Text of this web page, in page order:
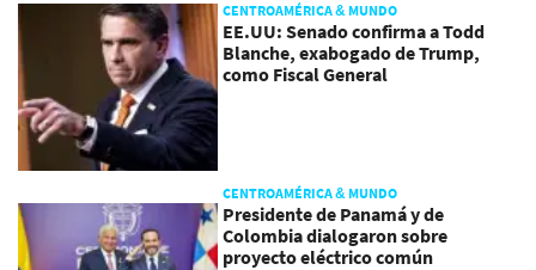
CENTROAMÉRICA & MUNDO
EE.UU: Senado confirma a Todd
Blanche, exabogado de Trump,
como Fiscal General
CENTROAMÉRICA & MUNDO
Presidente de Panamá y de
Colombia dialogaron sobre
proyecto eléctrico común